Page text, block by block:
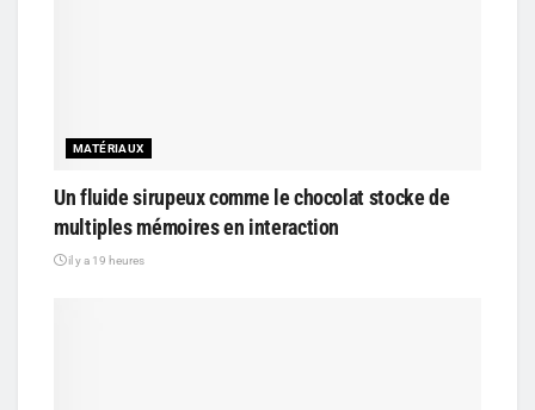
MATÉRIAUX
Un fluide sirupeux comme le chocolat stocke de
multiples mémoires en interaction
il y a 19 heures